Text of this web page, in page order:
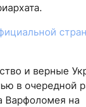
и верные
в очередной
Варфоломея на